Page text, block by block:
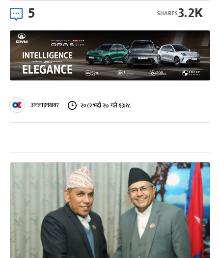
5 3.2K
SHARES
अनलाइनखबर २०८२ भदौ २७ गते १३:१८